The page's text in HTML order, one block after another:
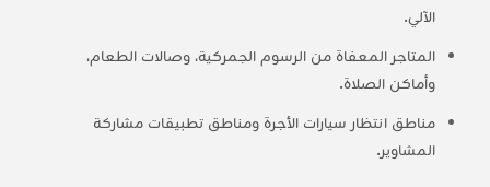
الآلي.
المتاجر المعفاة من الرسوم الجمركية، وصالات الطعام،
وأماكن الصلاة.
مناطق انتظار سيارات الأجرة ومناطق تطبيقات مشاركة
المشاوير.